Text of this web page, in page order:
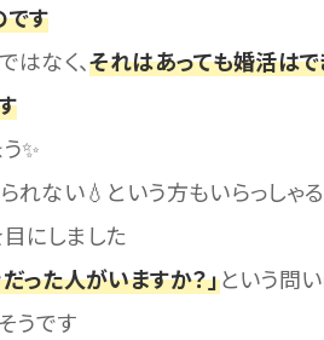
す
はなく、それはあっても婚活はで
✨
れない💧という方もいらっしゃ
にしました
った人がいますか？」という問
うです